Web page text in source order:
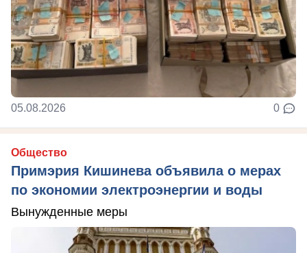
05.08.2026 0
Общество
Примэрия Кишинева объявила о мерах
по экономии электроэнергии и воды
Вынужденные меры